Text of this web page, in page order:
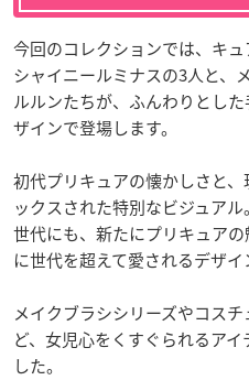
今回のコレクションでは、キュ
シャイニールミナスの3人と、
ルルンたちが、ふんわりとし
ザインで登場します。
初代プリキュアの懐かしさと
ックスされた特別なビジュア
世代にも、新たにプリキュア
に世代を超えて愛されるデザイ
メイクブラシシリーズやコス
ど、女児心をくすぐられるア
した。